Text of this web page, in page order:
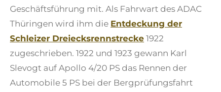
Geschäftsführung mit. Als Fahrwart des ADAC
Thüringen wird ihm die Entdeckung der
Schleizer Dreiecksrennstrecke 1922
zugeschrieben. 1922 und 1923 gewann Karl
Slevogt auf Apollo 4/20 PS das Rennen der
Automobile 5 PS bei der Bergprüfungsfahrt